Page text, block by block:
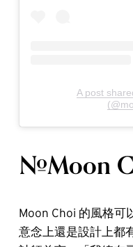
A post
#Moon
Moon Choi 的風格可
意念上還是設計上都